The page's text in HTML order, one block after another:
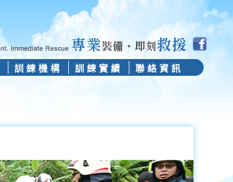
訓練機構 訓練實績 聯絡資訊